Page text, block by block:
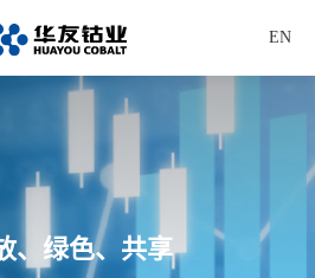
EN
、绿色、共享